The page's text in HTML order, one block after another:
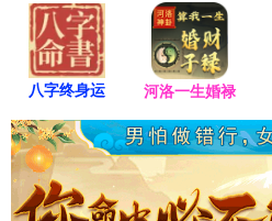
八字终身运 河洛一生婚禄